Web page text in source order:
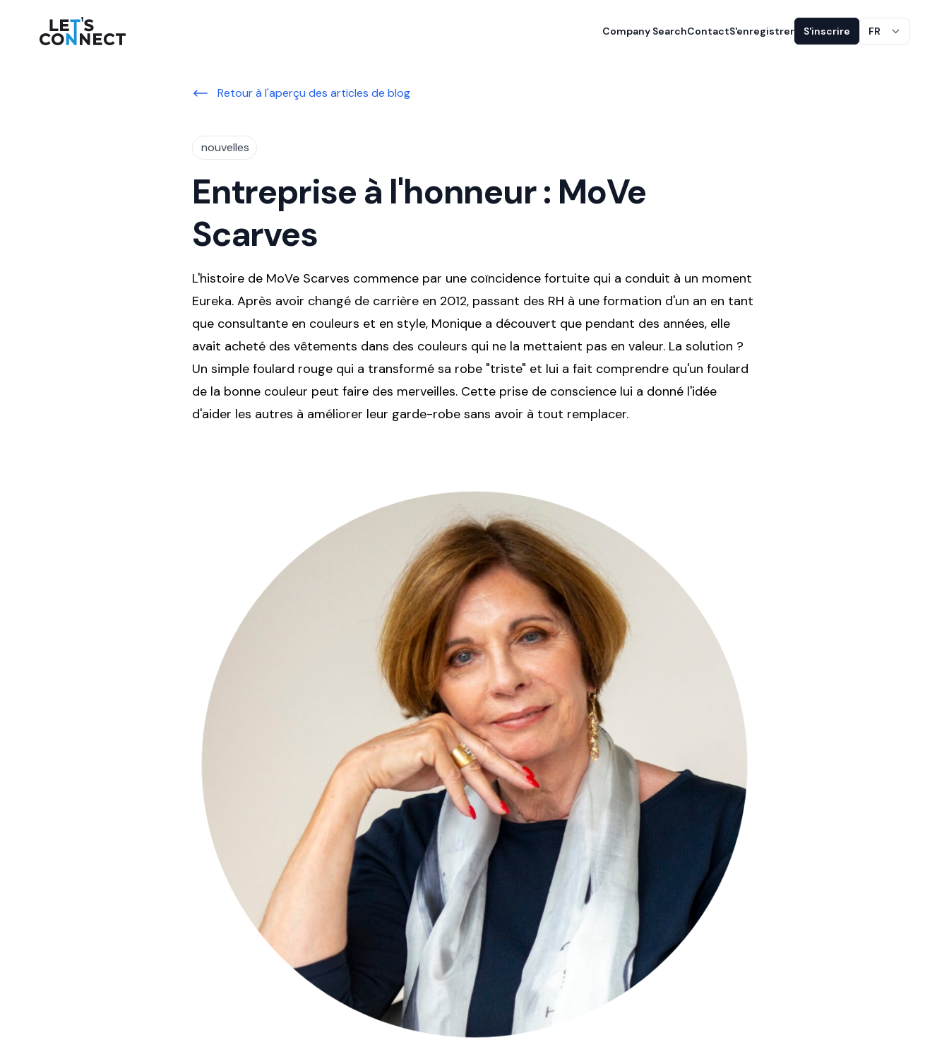
Let's Connect Company SearchContactS'enregistrer S'inscrire FR
Retour à l'aperçu des articles de blog
nouvelles
Entreprise à l'honneur : MoVe
Scarves
L'histoire de MoVe Scarves commence par une coïncidence fortuite qui a conduit à un moment
Eureka. Après avoir changé de carrière en 2012, passant des RH à une formation d'un an en tant
que consultante en couleurs et en style, Monique a découvert que pendant des années, elle
avait acheté des vêtements dans des couleurs qui ne la mettaient pas en valeur. La solution ?
Un simple foulard rouge qui a transformé sa robe "triste" et lui a fait comprendre qu'un foulard
de la bonne couleur peut faire des merveilles. Cette prise de conscience lui a donné l'idée
d'aider les autres à améliorer leur garde-robe sans avoir à tout remplacer.